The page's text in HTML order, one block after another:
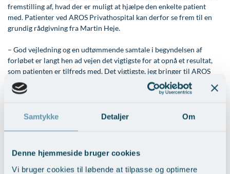
Samtykke Detaljer Om
Denne hjemmeside bruger cookies
Vi bruger cookies til løbende at tilpasse og optimere
Øre-næse-hals
fremstilling af, hvad der er muligt at hjælpe den enkelte patient
med. Patienter ved AROS Privathospital kan derfor se frem til en
grundig rådgivning fra Martin Heje.
– God vejledning og en udtømmende samtale i begyndelsen af
forløbet er langt hen ad vejen det vigtigste for at opnå et resultat,
som patienten er tilfreds med. Det vigtigste, jeg bringer til AROS
Privathospital, er min erfaring i, hvad der kan lade sig gøre for den
enkelte patient, fortæller Martin Heje, der er tidligere præsident for
ekspertiser på tværs af de plastikkirurgiske afdelinger i Norden.
trukket i ham.